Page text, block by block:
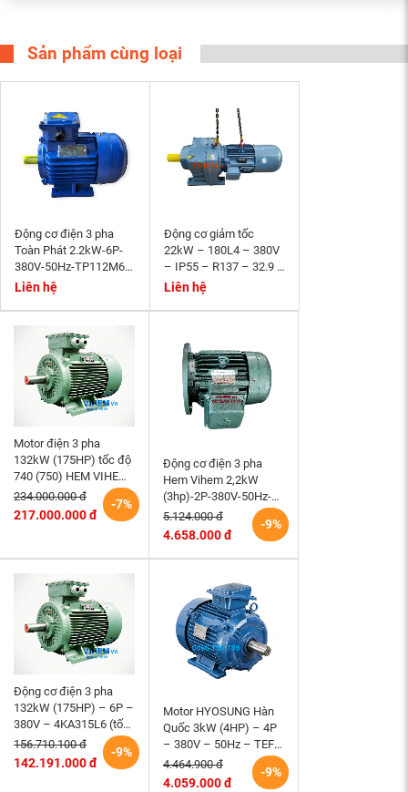
Sản phẩm cùng loại
Động cơ điện 3 pha
Toàn Phát 2.2kW-6P-
380V-50Hz-TP112M6-
B3- tốc độ 940~1000
Liên hệ
Động cơ giảm tốc
22kW – 180L4 – 380V
– IP55 – R137 – 32.9 –
Momen phanh 200Nm
Liên hệ
Motor điện 3 pha
132kW (175HP) tốc độ
740 (750) HEM VIHEM
(Việt Hung) điện cơ Hà
Nội
-7%
234.000.000 đ
217.000.000 đ
Động cơ điện 3 pha
Hem Vihem 2,2kW
(3hp)-2P-380V-50Hz-
3K100S2-B5- tốc độ
2860~3000 r/min (kiểu
-9%
5.124.000 đ
4.658.000 đ
Động cơ điện 3 pha
132kW (175HP) – 6P –
380V – 4KA315L6 (tốc
độ 990 ~1000RPM)
HEM VIHEM (Việt
Hung) điện cơ Hà Nội
-9%
156.710.100 đ
142.191.000 đ
Motor HYOSUNG Hàn
Quốc 3kW (4HP) – 4P
– 380V – 50Hz – TEFC
– 100L – B3 (tốc độ
1500 r/min)
-9%
4.464.900 đ
4.059.000 đ